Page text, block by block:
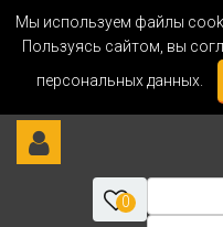
Мы используем файлы
Пользуясь сайтом, вы
персональных данных.
0